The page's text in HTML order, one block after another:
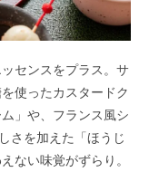
センスをプラス。サ
使ったカスタードク
」や、フランス風シ
さを加えた「ほうじ
ない味覚がずらり。